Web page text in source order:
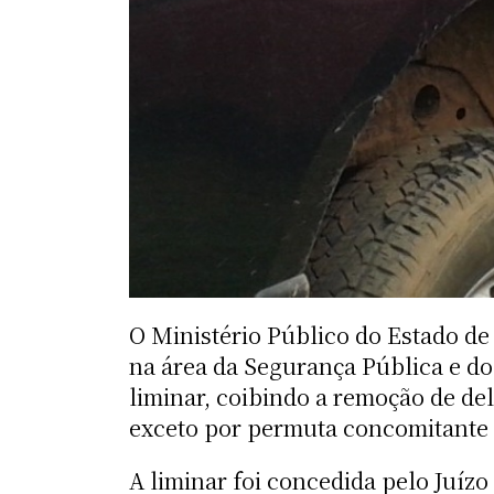
O Ministério Público do Estado
na área da Segurança Pública e
liminar, coibindo a remoção de
exceto por permuta
A liminar foi concedida pelo Juízo